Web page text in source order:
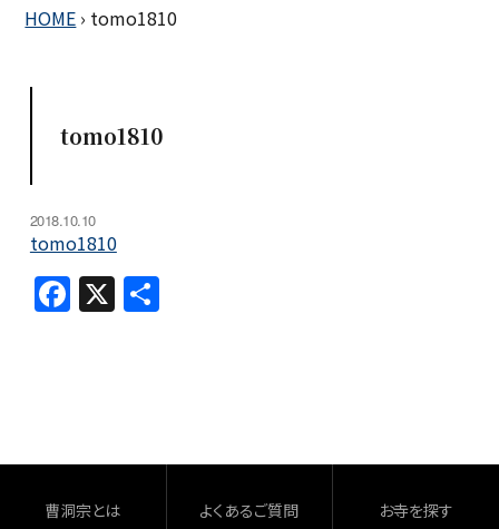
HOME › tomo1810
tomo1810
2018.10.10
tomo1810
F
a
o
o
X 共
曹洞宗とは よくあるご質問 お寺を探す